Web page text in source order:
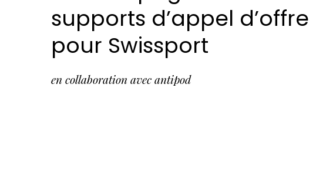
supports d’appel d’offre
pour Swissport
en collaboration avec antipod